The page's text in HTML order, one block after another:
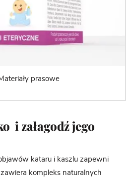
prasowe
i załagodź jego
kataru i kaszlu zapewni
zawiera kompleks naturalnych